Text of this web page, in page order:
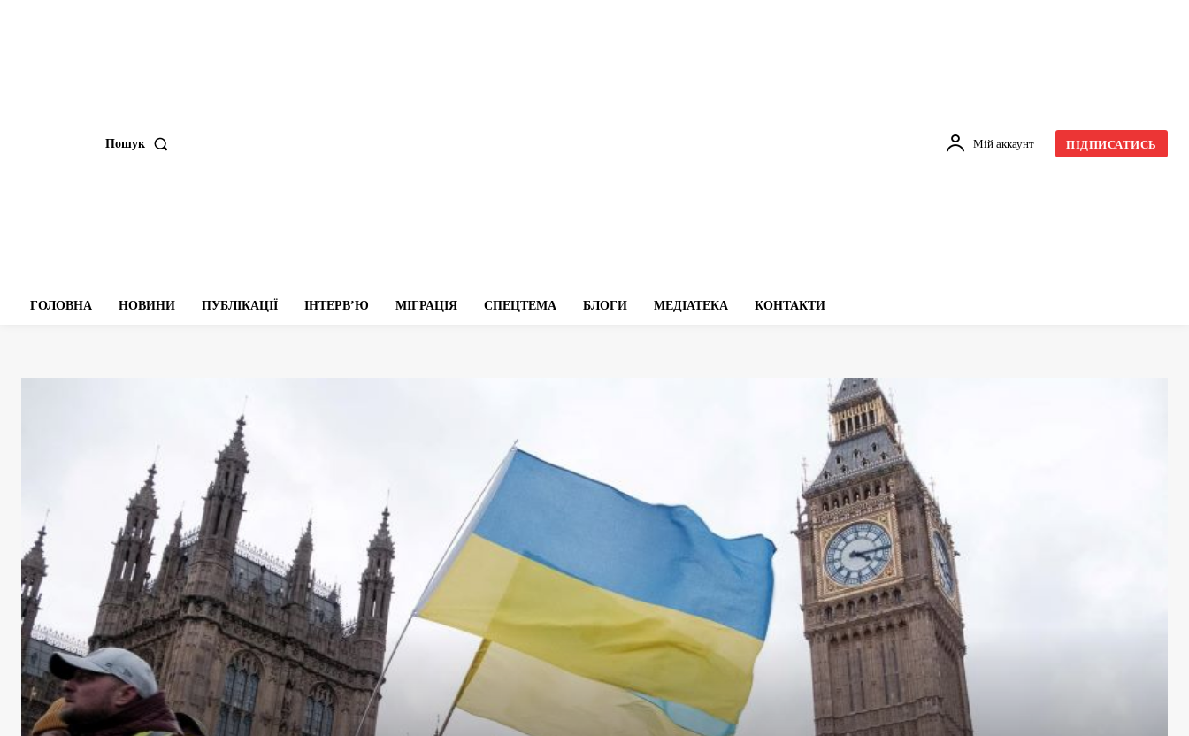
Пошук Мій аккаунт ПІДПИСАТИСЬ
ГОЛОВНА НОВИНИ ПУБЛІКАЦІЇ ІНТЕРВʼЮ МІГРАЦІЯ СПЕЦТЕМА БЛОГИ МЕДІАТЕКА КОНТАКТИ